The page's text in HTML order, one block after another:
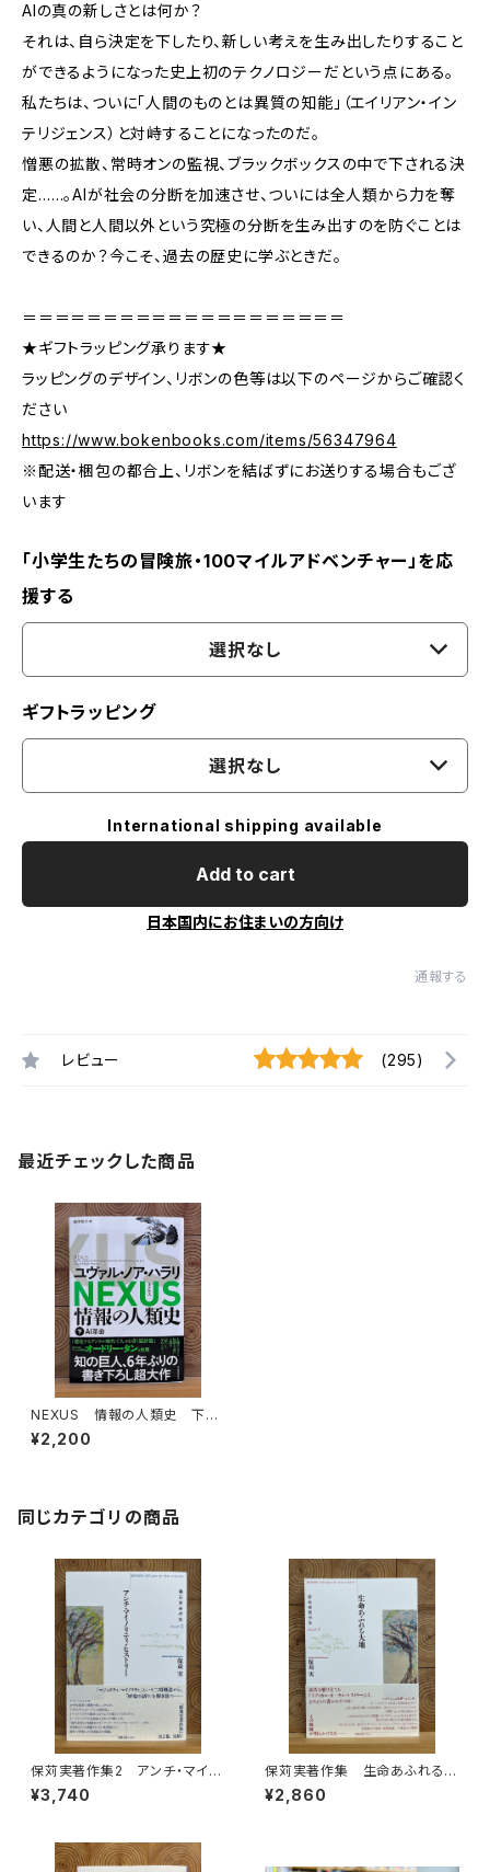
AIの真の新しさとは何か？
それは、自ら決定を下したり、新しい考えを生み出したりすること
ができるようになった史上初のテクノロジーだという点にある。
私たちは、ついに「人間のものとは異質の知能」（エイリアン・イン
テリジェンス）と対峙することになったのだ。
憎悪の拡散、常時オンの監視、ブラックボックスの中で下される決
定……。AIが社会の分断を加速させ、ついには全人類から力を奪
い、人間と人間以外という究極の分断を生み出すのを防ぐことは
できるのか？今こそ、過去の歴史に学ぶときだ。
＝＝＝＝＝＝＝＝＝＝＝＝＝＝＝＝＝＝＝＝
★ギフトラッピング承ります★
ラッピングのデザイン、リボンの色等は以下のページからご確認く
ださい
https://www.bokenbooks.com/items/56347964
※配送・梱包の都合上、リボンを結ばずにお送りする場合もござ
います
「小学生たちの冒険旅・100マイルアドベンチャー」を応
援する
選択なし
ギフトラッピング
選択なし
International shipping available
Add to cart
日本国内にお住まいの方向け
通報する
レビュー (295)
最近チェックした商品
NEXUS 情報の人類史 下
AI革命
¥2,200
同じカテゴリの商品
保苅実著作集2 アンチ・マイノ
リティ・ヒストリー
¥3,740
保苅実著作集 生命あふれる大
地
¥2,860